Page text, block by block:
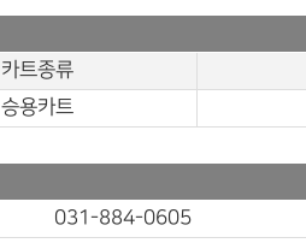
카트종류
승용카트
031-884-0605